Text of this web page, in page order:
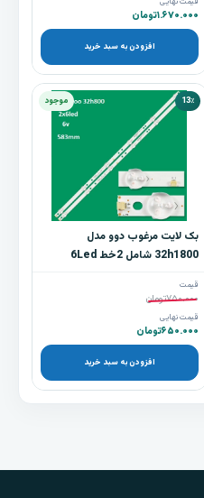
۱.۶۷۰.۰۰۰تومان
افزودن به سبد خرید
13٪ موجود
بک لایت مرغوب دوو مدل
32h1800 شامل 2خط 6Led
قیمت
۷۵۰.۰۰۰تومان
قیمت نهایی
۶۵۰.۰۰۰تومان
افزودن به سبد خرید